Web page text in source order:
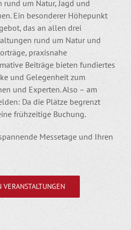
rund um Natur, Jagd und
Ein besonderer Höhepunkt
das an allen drei
rund um Natur und
praxisnahe
Beiträge bieten fundiertes
und Gelegenheit zum
und Experten. Also – am
Da die Plätze begrenzt
frühzeitige Buchung.
Messetage und Ihren